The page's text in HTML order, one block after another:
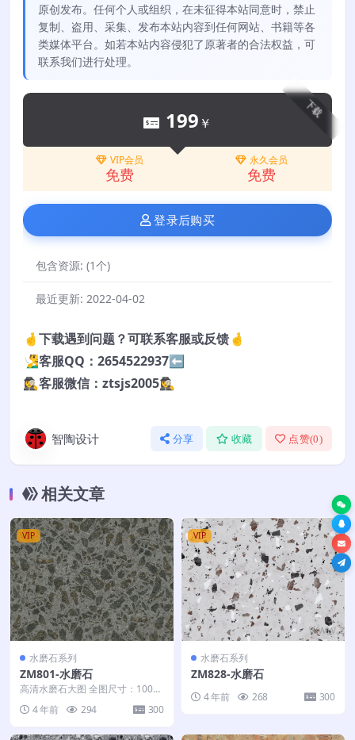
原创发布。任何个人或组织，在未征得本站同意时，禁止
复制、盗用、采集、发布本站内容到任何网站、书籍等各
类媒体平台。如若本站内容侵犯了原著者的合法权益，可
联系我们进行处理。
下载
199 ￥
VIP会员
免费
永久会员
免费
登录后购买
包含资源: (1个)
最近更新: 2022-04-02
🤞下载遇到问题？可联系客服或反馈🤞
🧏‍♂️客服QQ：2654522937⬅️
🕵️‍♀️客服微信：ztsjs2005🕵️‍♀️
智陶设计 分享 收藏 点赞(0)
相关文章
VIP
水磨石系列
ZM801-水磨石
高清水磨石大图 全图尺寸：100*3
4 年前 294 300
VIP
水磨石系列
ZM828-水磨石
4 年前 268 300